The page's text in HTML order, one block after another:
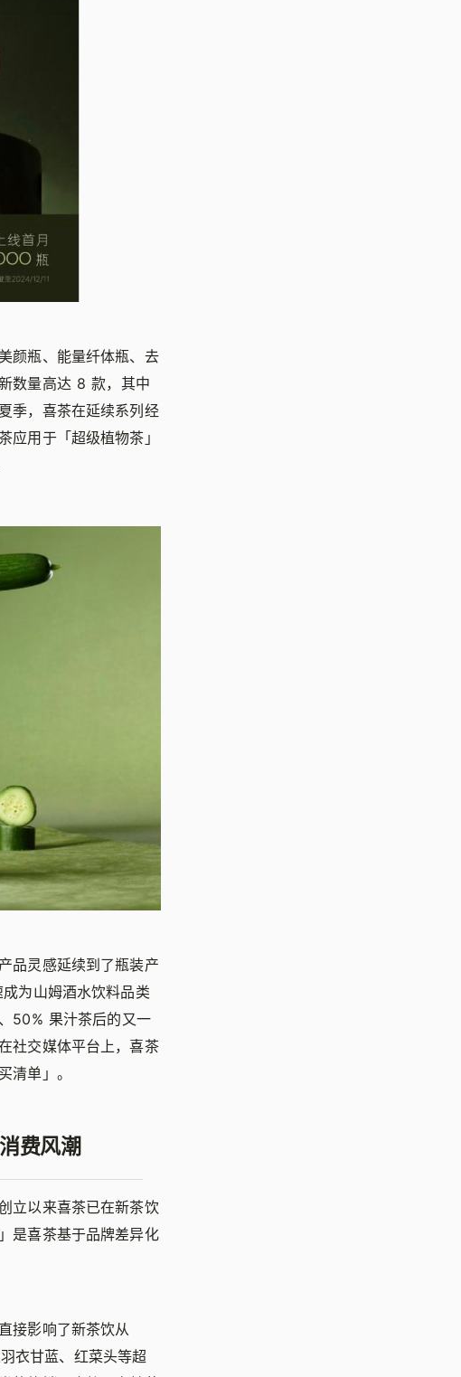
颜瓶、能量纤体瓶、去
数量高达 8 款，其中
季，喜茶在延续系列经
用于「超级植物茶」
品灵感延续到了瓶装产
为山姆酒水饮料品类
50% 果汁茶后的又一
社交媒体平台上，喜茶
清单」。
费风潮
立以来喜茶已在新茶饮
是喜茶基于品牌差异化
接影响了新茶饮从
衣甘蓝、红菜头等超